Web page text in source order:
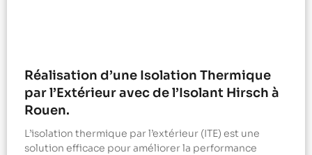
Réalisation d’une Isolation Thermique
par l’Extérieur avec de l’Isolant Hirsch à
Rouen.
L’isolation thermique par l’extérieur (ITE) est une
solution efficace pour améliorer la performance